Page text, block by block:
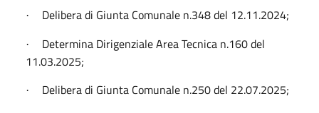
· Delibera di Giunta Comunale n.348 del 12.11.2024;
·
Determina Dirigenziale Area Tecnica n.160 del
11.03.2025;
· Delibera di Giunta Comunale n.250 del 22.07.2025;